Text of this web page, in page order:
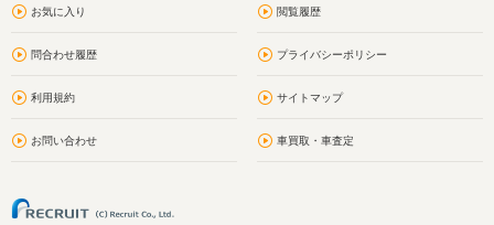
お気に入り 閲覧履歴
問合わせ履歴 プライバシーポリシー
利用規約 サイトマップ
お問い合わせ 車買取・車査定